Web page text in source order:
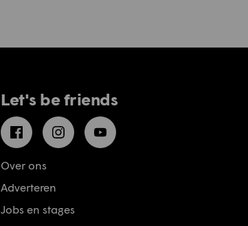
Let's be friends
FacebookInstagramYouTube
Over ons
Adverteren
Jobs en stages